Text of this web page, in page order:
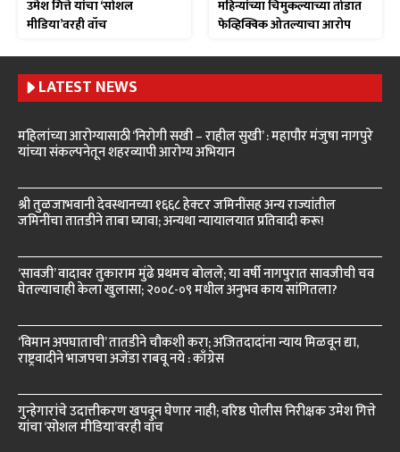
उमेश गित्ते यांचा ‘सोशल
मीडिया’वरही वॉच
महिन्यांच्या चिमुकल्याच्या तोंडात
फेव्हिक्विक ओतल्याचा आरोप
LATEST NEWS
महिलांच्या आरोग्यासाठी ‘निरोगी सखी – राहील सुखी’ : महापौर मंजुषा नागपुरे
यांच्या संकल्पनेतून शहरव्यापी आरोग्य अभियान
श्री तुळजाभवानी देवस्थानच्या १६६८ हेक्टर जमिनींसह अन्य राज्यांतील
जमिनींचा तातडीने ताबा घ्यावा; अन्यथा न्यायालयात प्रतिवादी करू!
‘सावजी’ वादावर तुकाराम मुंढे प्रथमच बोलले; या वर्षी नागपुरात सावजीची चव
घेतल्याचाही केला खुलासा; २००८-०९ मधील अनुभव काय सांगितला?
‘विमान अपघाताची’ तातडीने चौकशी करा; अजितदादांना न्याय मिळवून द्या,
राष्ट्रवादीने भाजपचा अजेंडा राबवू नये : काँग्रेस
गुन्हेगारांचे उदात्तीकरण खपवून घेणार नाही; वरिष्ठ पोलीस निरीक्षक उमेश गित्ते
यांचा ‘सोशल मीडिया’वरही वॉच